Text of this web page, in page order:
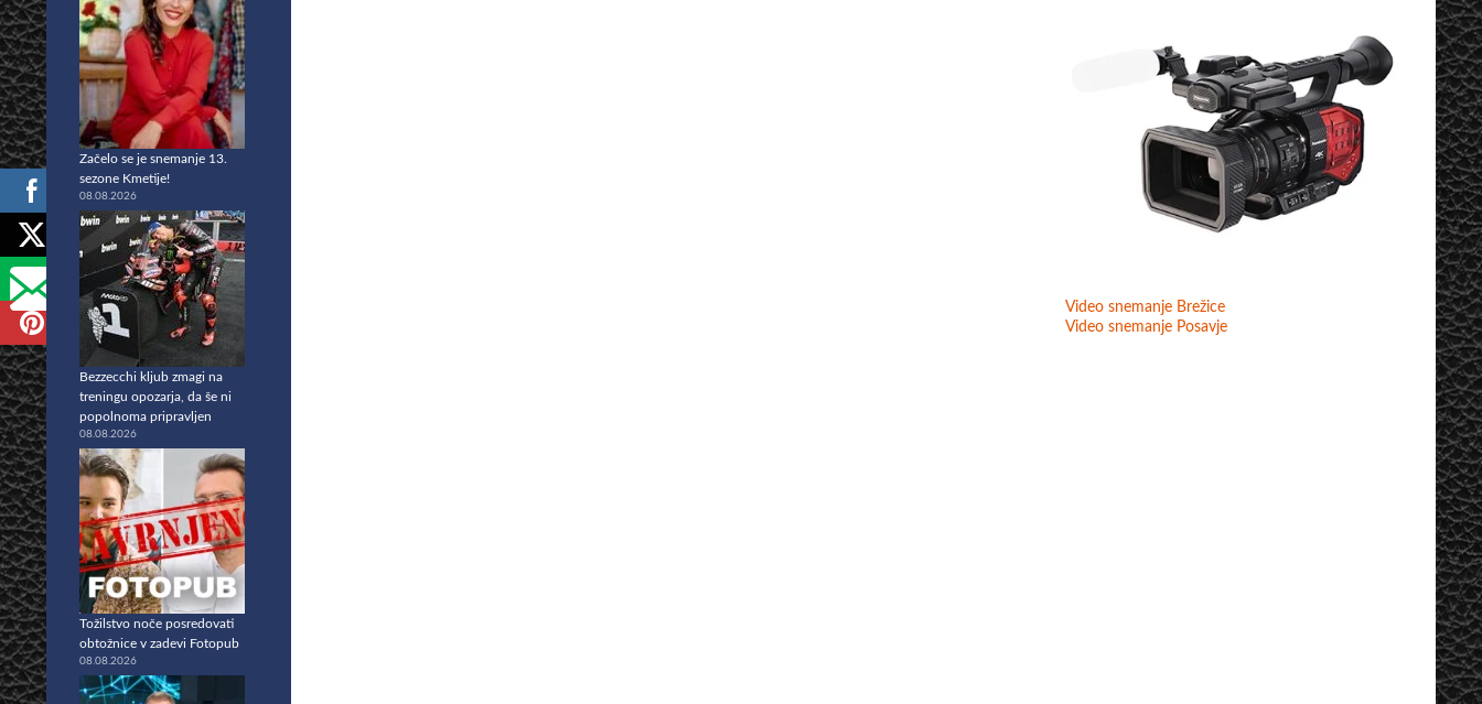
Video snemanje Brežice
Video snemanje Posavje
Začelo se je snemanje 13.
sezone Kmetije!
08.08.2026
Bezzecchi kljub zmagi na
treningu opozarja, da še ni
popolnoma pripravljen
08.08.2026
Tožilstvo noče posredovati
obtožnice v zadevi Fotopub
08.08.2026